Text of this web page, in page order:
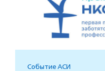
Событие АСИ